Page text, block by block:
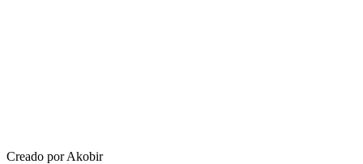
Creado por Akobir